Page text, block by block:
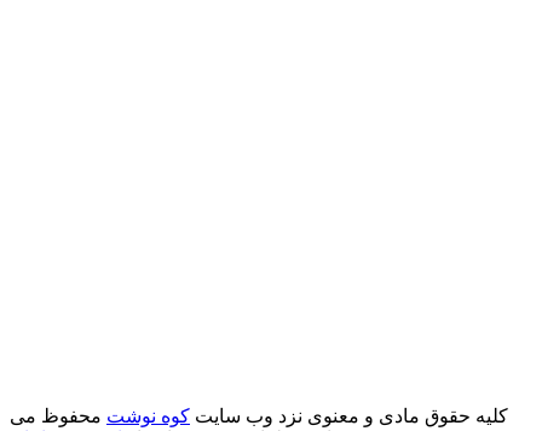
کلیه حقوق مادی و معنوی نزد وب سایت کوه نوشت محفوظ می